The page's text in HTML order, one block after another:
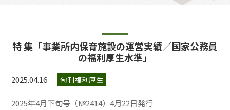
特 集「事業所内保育施設の運営実績／国家公務員
の福利厚生水準」
2025.04.16 旬刊福利厚生
2025年4月下旬号（№2414）4月22日発行